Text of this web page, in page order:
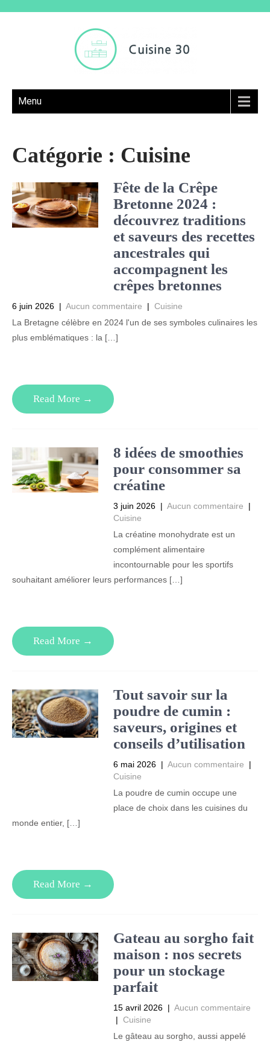
Menu
Catégorie : Cuisine
Fête de la Crêpe
Bretonne 2024 :
découvrez traditions
et saveurs des recettes
ancestrales qui
accompagnent les
crêpes bretonnes
6 juin 2026 | Aucun commentaire | Cuisine
La Bretagne célèbre en 2024 l'un de ses symboles culinaires les
plus emblématiques : la […]
Read More →
8 idées de smoothies
pour consommer sa
créatine
3 juin 2026 | Aucun commentaire
|
Cuisine
La créatine monohydrate est un
complément alimentaire
incontournable pour les sportifs
souhaitant améliorer leurs performances […]
Read More →
Tout savoir sur la
poudre de cumin :
saveurs, origines et
conseils d’utilisation
6 mai 2026 | Aucun commentaire
|
Cuisine
La poudre de cumin occupe une
place de choix dans les cuisines du
monde entier, […]
Read More →
Gateau au sorgho fait
maison : nos secrets
pour un stockage
parfait
15 avril 2026 | Aucun commentaire
| Cuisine
Le gâteau au sorgho, aussi appelé